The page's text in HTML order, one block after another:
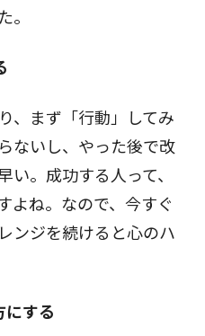
。
、まず「行動」してみ
ないし、やった後で改
。成功する人って、
よね。なので、今すぐ
ンジを続けると心のハ
にする